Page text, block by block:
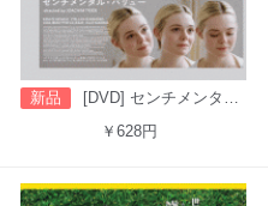
新品
[DVD] センチメンタル・バリュー
￥628円